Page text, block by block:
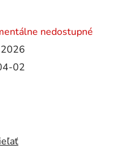
nedostupné
02